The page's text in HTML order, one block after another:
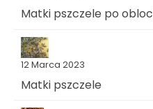
Matki pszczele po
12 Marca 2023
Matki pszczele